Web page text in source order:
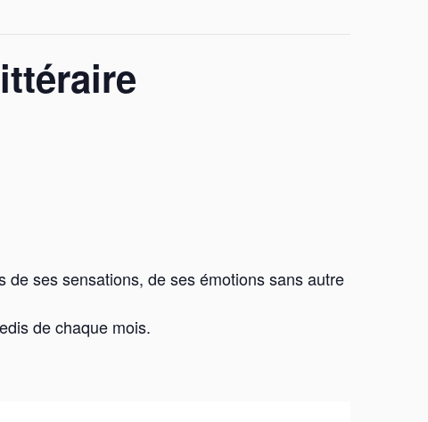
de ses sensations, de ses émotions sans autre
de chaque mois.